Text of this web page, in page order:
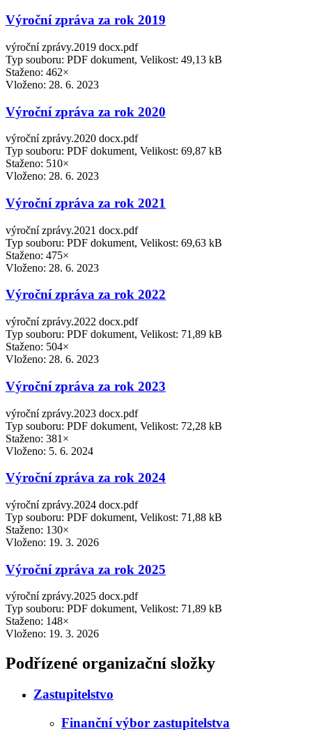
Výroční zpráva za rok 2019
výroční zprávy.2019 docx.pdf
Typ souboru: PDF dokument, Velikost: 49,13 kB
Staženo: 462×
Vloženo: 28. 6. 2023
Výroční zpráva za rok 2020
výroční zprávy.2020 docx.pdf
Typ souboru: PDF dokument, Velikost: 69,87 kB
Staženo: 510×
Vloženo: 28. 6. 2023
Výroční zpráva za rok 2021
výroční zprávy.2021 docx.pdf
Typ souboru: PDF dokument, Velikost: 69,63 kB
Staženo: 475×
Vloženo: 28. 6. 2023
Výroční zpráva za rok 2022
výroční zprávy.2022 docx.pdf
Typ souboru: PDF dokument, Velikost: 71,89 kB
Staženo: 504×
Vloženo: 28. 6. 2023
Výroční zpráva za rok 2023
výroční zprávy.2023 docx.pdf
Typ souboru: PDF dokument, Velikost: 72,28 kB
Staženo: 381×
Vloženo: 5. 6. 2024
Výroční zpráva za rok 2024
výroční zprávy.2024 docx.pdf
Typ souboru: PDF dokument, Velikost: 71,88 kB
Staženo: 130×
Vloženo: 19. 3. 2026
Výroční zpráva za rok 2025
výroční zprávy.2025 docx.pdf
Typ souboru: PDF dokument, Velikost: 71,89 kB
Staženo: 148×
Vloženo: 19. 3. 2026
Podřízené organizační složky
Zastupitelstvo
Finanční výbor zastupitelstva